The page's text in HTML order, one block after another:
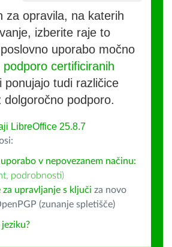
za opravila, na katerih
izberite raje to
uporabo močno
podporo certificiranih
ponujajo tudi različice
dolgoročno podporo.
LibreOffice 25.8.7
uporabo v nepovezanem načinu:
, podrobnosti)
za upravljanje s ključi za novo
(zunanje spletišče)